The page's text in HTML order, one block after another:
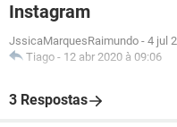
Instagram
JssicaMarquesRaimundo - 4 jul
Tiago - 12 abr 2020 à 09:06
3 Respostas